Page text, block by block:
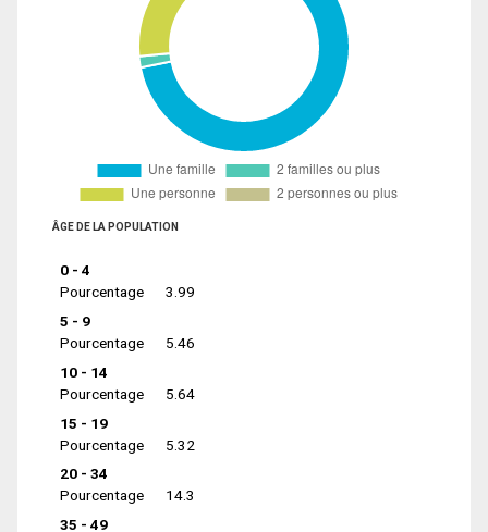
ÂGE DE LA POPULATION
0 - 4
Pourcentage
3.99
5 - 9
Pourcentage
5.46
10 - 14
Pourcentage
5.64
15 - 19
Pourcentage
5.32
20 - 34
Pourcentage
14.3
35 - 49